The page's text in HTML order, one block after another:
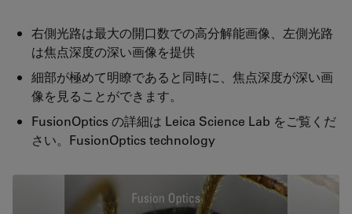
右側光路は最大の開口数での高分解能画像、左側光路
は焦点深度の深い画像を提供
細部が極めて明瞭であると同時に、焦点深度が深い画
像を見ることができます。
FusionOptics の詳細は Leica Science Lab をご覧くだ
さい。FusionOptics technology